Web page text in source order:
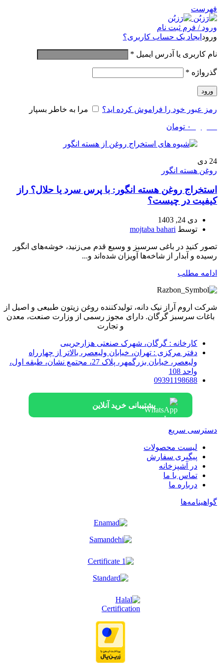
فهرست
ورود / فرم ثبت نام
ورود ایجاد یک حساب کاربری؟
نام کاربری یا آدرس ایمیل *
گذرواژه *
ورود
رمز عبور خود را فراموش کرده اید؟ مرا به خاطر بسپار
۰ تومان
24 دی
روغن هسته انگور
استخراج روغن هسته انگور: با پرس سرد یا حلال؟ راز
کیفیت در چیست؟
دی 24, 1403
توسط mojtaba bahari
تصور کنید در باغی سرسبز و وسیع قدم می‌زنید، خوشه‌های انگور
رسیده و آبدار از شاخه‌ها آویزان شده‌اند و...
ادامه مطلب
شرکت اروم آراز نیک دانه، تولیدکننده روغن زیتون طبیعی و اصیل از
باغات سرسبز گرگان. دارای مجوز رسمی از وزارت صنعت، معدن
و تجارت
کارخانه : گرگان، شهرک صنعتی هزارجریبی
دفتر مرکزی : تهران، خیابان ولیعصر، بالاتر از چهارراه
ولیعصر، خیابان بزرگمهر، پلاک 27، مجتمع نشان، طبقه اول،
واحد 108
09391198688
پشتیبانی خرید آنلاین
دسترسی سریع
لیست محصولات
پیگیری سفارش
در آشپزخانه
تماس با ما
درباره ما
گواهینامه‌ها